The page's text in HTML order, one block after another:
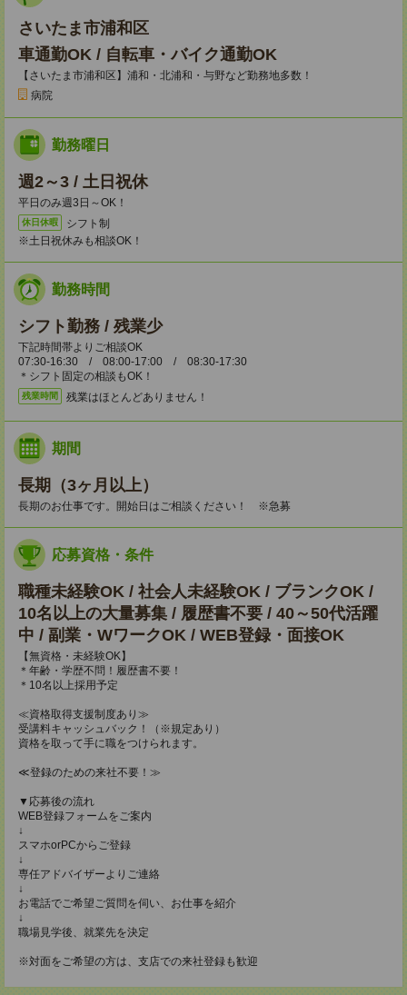
さいたま市浦和区
車通勤OK / 自転車・バイク通勤OK
【さいたま市浦和区】浦和・北浦和・与野など勤務地多数！
病院
勤務曜日
週2～3 / 土日祝休
平日のみ週3日～OK！
休日休暇
シフト制
※土日祝休みも相談OK！
勤務時間
シフト勤務 / 残業少
下記時間帯よりご相談OK
07:30-16:30 / 08:00-17:00 / 08:30-17:30
＊シフト固定の相談もOK！
残業時間 残業はほとんどありません！
期間
長期（3ヶ月以上）
長期のお仕事です。開始日はご相談ください！ ※急募
応募資格・条件
職種未経験OK / 社会人未経験OK / ブランクOK /
10名以上の大量募集 / 履歴書不要 / 40～50代活躍
中 / 副業・WワークOK / WEB登録・面接OK
【無資格・未経験OK】
＊年齢・学歴不問！履歴書不要！
＊10名以上採用予定
≪資格取得支援制度あり≫
受講料キャッシュバック！（※規定あり）
資格を取って手に職をつけられます。
≪登録のための来社不要！≫
▼応募後の流れ
WEB登録フォームをご案内
↓
スマホorPCからご登録
↓
専任アドバイザーよりご連絡
↓
お電話でご希望ご質問を伺い、お仕事を紹介
↓
職場見学後、就業先を決定
※対面をご希望の方は、支店での来社登録も歓迎